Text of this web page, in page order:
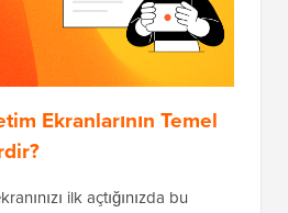
Ekranlarının Temel
ilk açtığınızda bu